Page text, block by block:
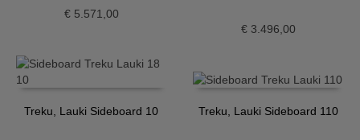
€5.571,00
€ 3.496,00
Treku, Lauki Sideboard 10 Treku, Lauki Sideboard 110